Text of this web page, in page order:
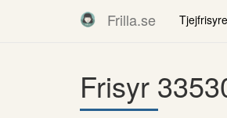
Frilla.se
Frisyr